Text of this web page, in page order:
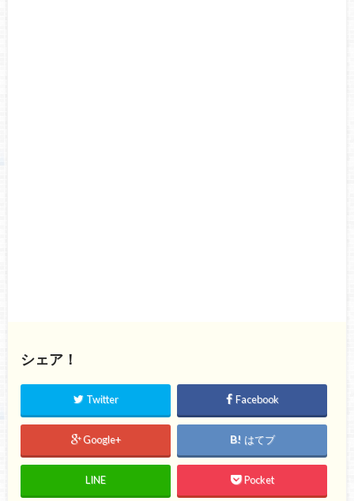
シェア！
Twitter Facebook
Google+ はてブ
LINE Pocket